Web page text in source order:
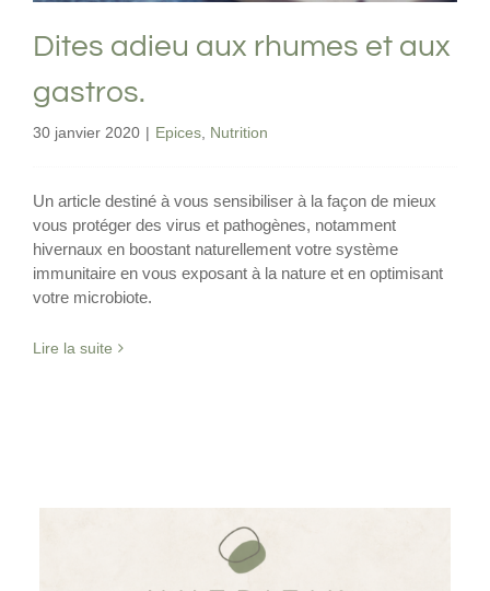
Dites adieu aux rhumes et aux
gastros.
30 janvier 2020 | Epices, Nutrition
Un article destiné à vous sensibiliser à la façon de mieux
vous protéger des virus et pathogènes, notamment
hivernaux en boostant naturellement votre système
immunitaire en vous exposant à la nature et en optimisant
votre microbiote.
Lire la suite